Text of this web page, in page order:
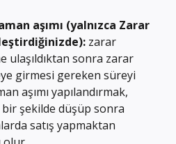
aşımı (yalnızca Zarar
zarar
ulaşıldıktan sonra zarar
girmesi gereken süreyi
aşımı yapılandırmak,
bir şekilde düşüp sonra
satış yapmaktan